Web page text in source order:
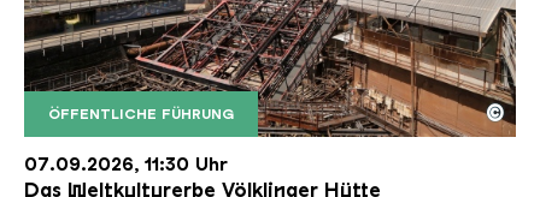
ÖFFENTLICHE FÜHRUNG
Der Erzschrägaufzug der Völklinger Hütte mit
Copyright: Weltkulturerbe Völklinger Hütte | Karl
©
07.09.2026, 11:30 Uhr
Das Weltkulturerbe Völklinger Hütte